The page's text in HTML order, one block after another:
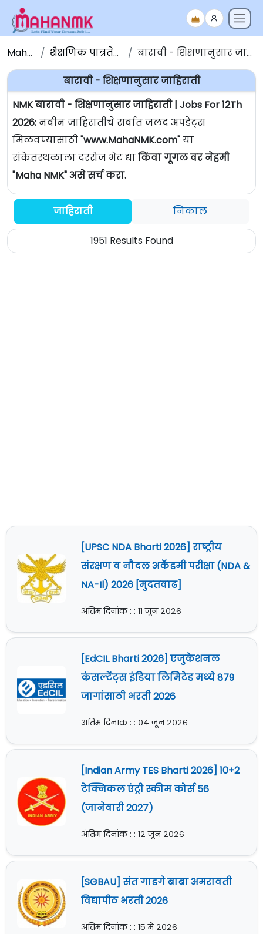
Maha NMK शैक्षणिक पात्रतेनुसार जाहिराती बारावी - शिक्षणानुसार जाहिराती | Jobs For 12Th
बारावी - शिक्षणानुसार जाहिराती
NMK बारावी - शिक्षणानुसार जाहिराती | Jobs For 12Th
2026:नवीन जाहिरातींचे सर्वात जलद अपडेट्स
मिळवण्यासाठी"www.MahaNMK.com"या
संकेतस्थळाला दररोज भेट द्याकिंवा गूगल वर नेहमी
"Maha NMK" असे सर्च करा.
जाहिराती निकाल
1951 Results Found
[UPSC NDA Bharti 2026] राष्ट्रीय
संरक्षण व नौदल अकॅडमी परीक्षा (NDA &
NA-Il) 2026 [मुदतवाढ]
अंतिम दिनांक : : ११ जून २०२६
[EdCIL Bharti 2026] एजुकेशनल
कंसल्टेंट्स इंडिया लिमिटेड मध्ये 879
जागांसाठी भरती 2026
अंतिम दिनांक : : ०४ जून २०२६
[Indian Army TES Bharti 2026] 10+2
टेक्निकल एंट्री स्कीम कोर्स 56
(जानेवारी 2027)
अंतिम दिनांक : : १२ जून २०२६
[SGBAU] संत गाडगे बाबा अमरावती
विद्यापीठ भरती 2026
अंतिम दिनांक : : १५ मे २०२६